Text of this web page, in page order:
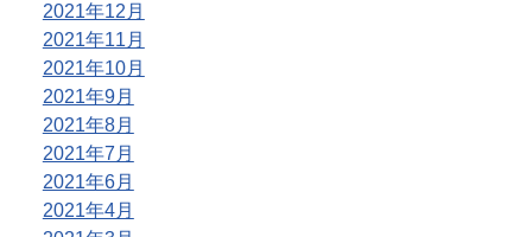
2021年12月
2021年11月
2021年10月
2021年9月
2021年8月
2021年7月
2021年6月
2021年4月